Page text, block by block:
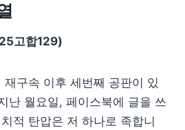
고합129)
구속 이후 세번째 공판이 있
난 월요일, 페이스북에 글을 쓰
적 탄압은 저 하나로 족합니